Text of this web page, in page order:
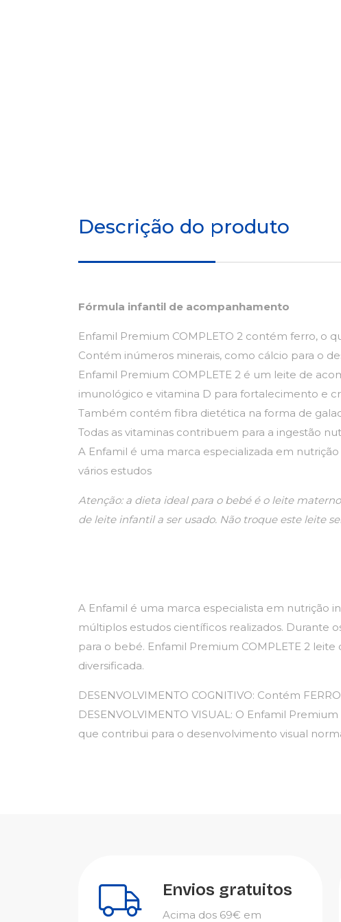
Descrição do produto
Fórmula infantil de acompanhamento
Enfamil Premium COMPLETO 2 contém ferro, o
Contém inúmeros minerais, como cálcio para o
Enfamil Premium COMPLETE 2 é um leite de
imunológico e vitamina D para fortalecimento e
Também contém fibra dietética na forma de
Todas as vitaminas contribuem para a ingestão
A Enfamil é uma marca especializada em
vários estudos
Atenção: a dieta ideal para o bebé é o leite
de leite infantil a ser usado. Não troque este leite
A Enfamil é uma marca especialista em nutrição
múltiplos estudos científicos realizados. Durante
para o bebé. Enfamil Premium COMPLETE 2
diversificada.
DESENVOLVIMENTO COGNITIVO: Contém
DESENVOLVIMENTO VISUAL: O Enfamil
que contribui para o desenvolvimento visual
Envios gratuitos
Acima dos 69€ em